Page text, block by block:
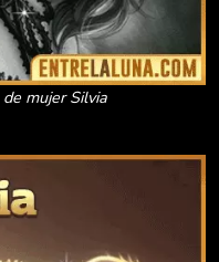
mujer Silvia